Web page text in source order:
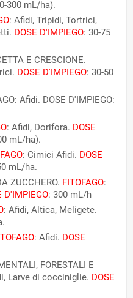
300 mL/ha).
: Afidi, Tripidi, Tortrici,
DOSE D'IMPIEGO: 30-75
E CRESCIONE.
DOSE D'IMPIEGO: 30-50
Afidi. DOSE D'IMPIEGO:
: Afidi, Dorifora. DOSE
mL/ha).
: Cimici Afidi. DOSE
mL/ha.
ZUCCHERO. FITOFAGO:
D'IMPIEGO: 300 mL/h
: Afidi, Altica, Meligete.
: Afidi. DOSE
FORESTALI E
Larve di cocciniglie. DOSE